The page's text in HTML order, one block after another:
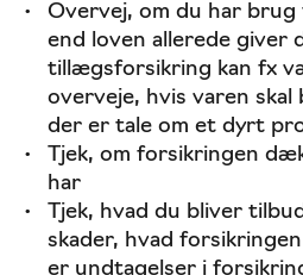
Overvej, om du har brug
end loven allerede giver
tillægsforsikring kan fx
overveje, hvis varen
der er tale om et dyrt
Tjek, om forsikringen
har
Tjek, hvad du bliver
skader, hvad
er undtagelser i